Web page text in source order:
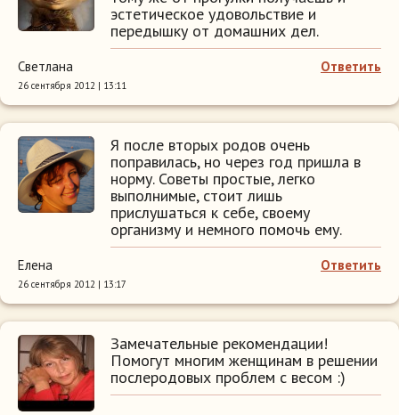
эстетическое удовольствие и
передышку от домашних дел.
Ответить
Светлана
26 сентября 2012 | 13:11
Я после вторых родов очень
поправилась, но через год пришла в
норму. Советы простые, легко
выполнимые, стоит лишь
прислушаться к себе, своему
организму и немного помочь ему.
Ответить
Елена
26 сентября 2012 | 13:17
Замечательные рекомендации!
Помогут многим женщинам в решении
послеродовых проблем с весом :)